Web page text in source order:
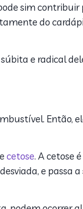
sim contribuir
do
e radical
cetose. A cetose
e passa